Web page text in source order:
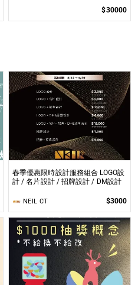
$30000
春季優惠限時設計服務組合 LOGO設
計 / 名片設計 / 招牌設計 / DM設計
NEIL CT $3000